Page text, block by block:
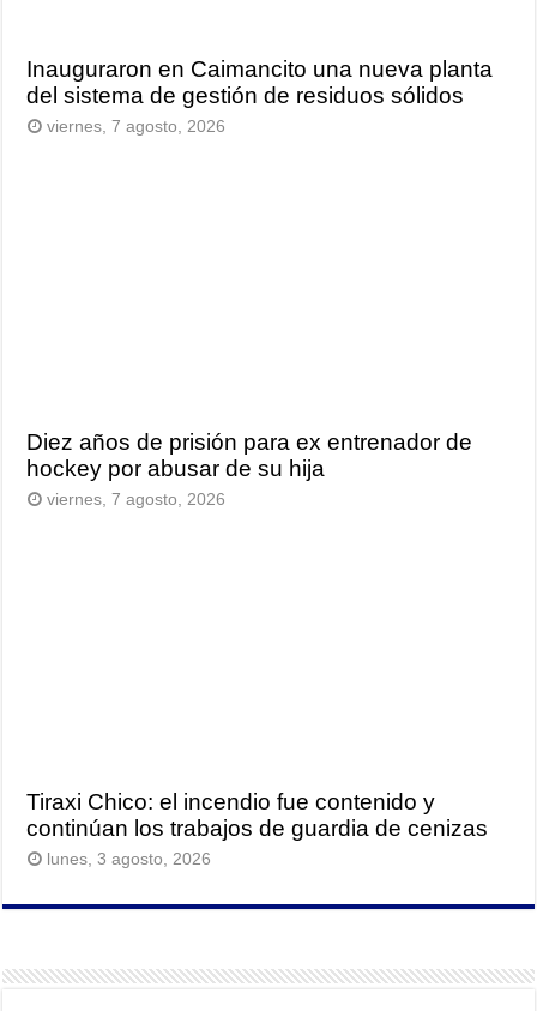
Inauguraron en Caimancito una nueva planta
del sistema de gestión de residuos sólidos
viernes, 7 agosto, 2026
Diez años de prisión para ex entrenador de
hockey por abusar de su hija
viernes, 7 agosto, 2026
Tiraxi Chico: el incendio fue contenido y
continúan los trabajos de guardia de cenizas
lunes, 3 agosto, 2026